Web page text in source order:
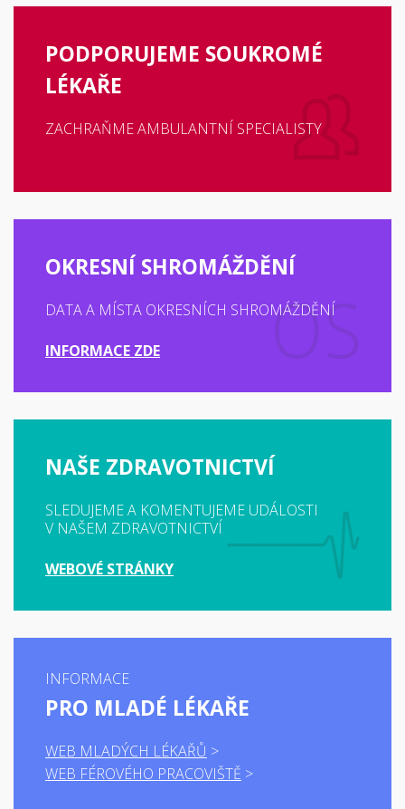
PODPORUJEME SOUKROMÉ
LÉKAŘE
ZACHRAŇME AMBULANTNÍ SPECIALISTY
OKRESNÍ SHROMÁŽDĚNÍ
DATA A MÍSTA OKRESNÍCH SHROMÁŽDĚNÍ
INFORMACE ZDE
NAŠE ZDRAVOTNICTVÍ
SLEDUJEME A KOMENTUJEME UDÁLOSTI
V NAŠEM ZDRAVOTNICTVÍ
WEBOVÉ STRÁNKY
INFORMACE
PRO MLADÉ LÉKAŘE
WEB MLADÝCH LÉKAŘŮ
WEB FÉROVÉHO PRACOVIŠTĚ